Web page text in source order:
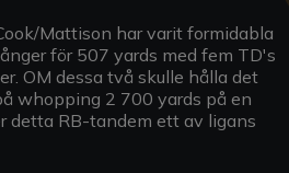
Mattison har varit formidabla
för 507 yards med fem TD's
OM dessa två skulle hålla det
whopping 2 700 yards på en
detta RB-tandem ett av ligans